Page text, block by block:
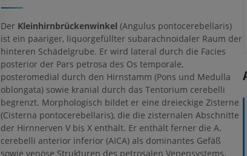
Der Kleinhirnbrückenwinkel (Angulus pontocerebellaris)
ist ein paariger, liquorgefüllter subarachnoidaler Raum der
hinteren Schädelgrube. Er wird lateral durch die Facies
posterior der Pars petrosa des Os temporale,
posteromedial durch den Hirnstamm (Pons und Medulla
oblongata) sowie kranial durch das Tentorium cerebelli
begrenzt. Morphologisch bildet er eine dreieckige Zisterne
(Cisterna pontocerebellaris), die die zisternalen Abschnitte
der Hirnnerven V bis X enthält. Er enthält ferner die A.
cerebelli anterior inferior (AICA) als dominantes Gefäß
sowie venöse Strukturen des petrosalen Venensystems.